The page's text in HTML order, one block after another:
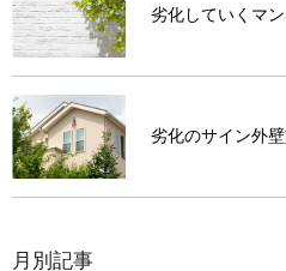
劣化していくマ
劣化のサイン外
月別記事